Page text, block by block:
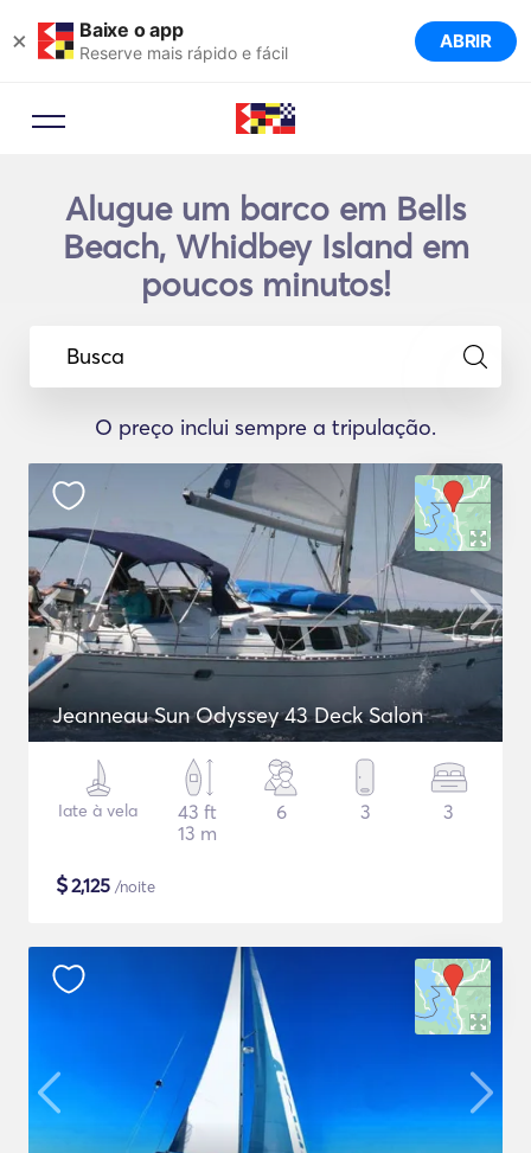
× Baixe o app
Reserve mais rápido e fácil ABRIR
Alugue um barco em Bells
Beach, Whidbey Island em
poucos minutos!
Busca
O preço inclui sempre a tripulação.
Jeanneau Sun Odyssey 43 Deck Salon
Iate à vela
43 ft
13 m
6 3 3
$2,125 /noite